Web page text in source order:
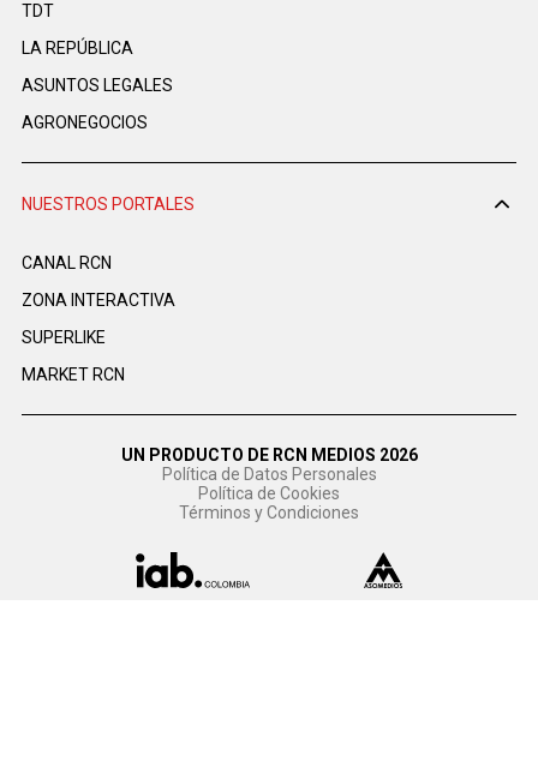
TDT
LA REPÚBLICA
ASUNTOS LEGALES
AGRONEGOCIOS
NUESTROS PORTALES
CANAL RCN
ZONA INTERACTIVA
SUPERLIKE
MARKET RCN
UN PRODUCTO DE RCN MEDIOS 2026
Política de Datos Personales
Política de Cookies
Términos y Condiciones